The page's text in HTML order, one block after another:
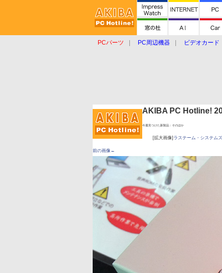
PCパーツ PC周辺機器
ビデオカード
AKIBA PC Hotline!
今週見つけた新製品：そのほか
[拡大画像] ラステーム・システム
前の画像←